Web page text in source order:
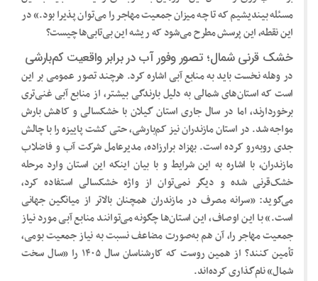
مسئله بیندیشیم که تا چه میزان جمعیت مهاجر را می‌توان پذیرا بود.» در
این نقطه، این پرسش مطرح می‌شود که ریشه این بی‌تابی‌ها چیست؟
خشک قرنی شمال؛ تصور وفور آب در برابر واقعیت کم‌بارشی
در وهله نخست باید به منابع آبی اشاره کرد. هرچند تصور عمومی بر این
است که استان‌های شمالی به دلیل بارندگی بیشتر، از منابع آبی غنی‌تری
برخوردارند، اما در سال جاری استان گیلان با خشکسالی و کاهش بارش
مواجه شد. در استان مازندران نیز کم‌بارشی، حتی کشت پاییزه را با چالش
جدی روبه‌رو کرده است. بهزاد برارزاده، مدیرعامل شرکت آب و فاضلاب
مازندران، با اشاره به این شرایط و با بیان اینکه این استان وارد مرحله
خشک‌قرنی شده و دیگر نمی‌توان از واژه خشکسالی استفاده کرد،
می‌گوید: «سرانه مصرف در مازندران همچنان بالاتر از میانگین جهانی
است.» با این اوصاف، این استان‌ها چگونه می‌توانند منابع آبی مورد نیاز
جمعیت مهاجر را، آن هم به‌صورت مضاعف نسبت به نیاز جمعیت بومی،
تأمین کنند؟ از همین روست که کارشناسان سال ۱۴۰۵ را «سال سخت
شمال» نام‌گذاری کرده‌اند.